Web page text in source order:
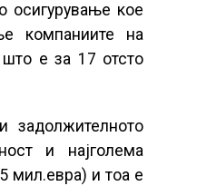
осигурување кое
компаниите на
е за 17 отсто
задолжителното
и најголема
мил.евра) и тоа е